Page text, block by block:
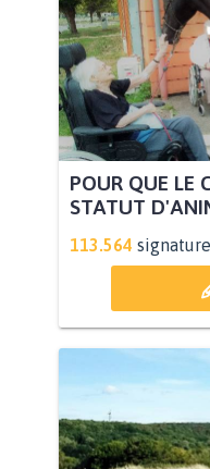
POUR QUE LE
STATUT
113.564